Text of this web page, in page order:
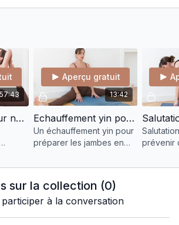
57:43
Mobility flow pour ne plus se blesser en hanumanasana
13:42
Aperçu gratuit
Echauffement yin pour les jambes
Un échauffement yin pour
préparer les jambes en
jambes à faire aussi avant
prévenir
sur la collection (0)
à la conversation